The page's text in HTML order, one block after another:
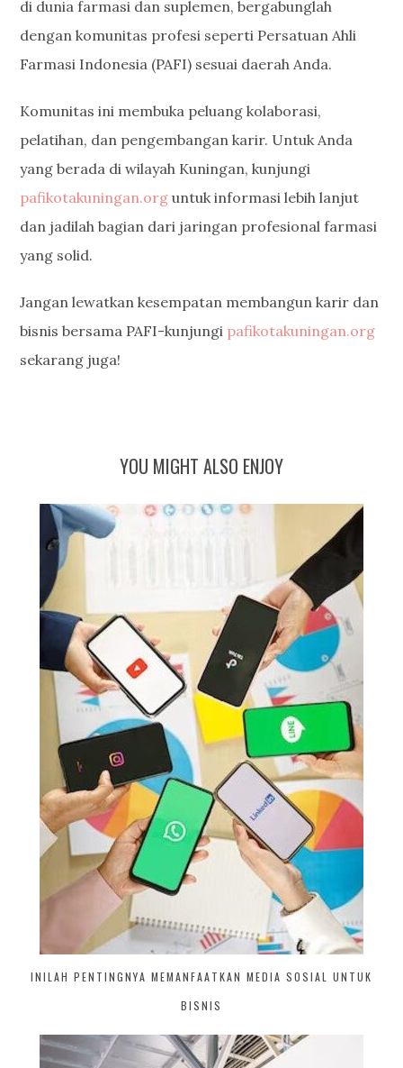
di dunia farmasi dan suplemen, bergabunglah
dengan komunitas profesi seperti Persatuan Ahli
Farmasi Indonesia (PAFI) sesuai daerah Anda.
Komunitas ini membuka peluang kolaborasi,
pelatihan, dan pengembangan karir. Untuk Anda
yang berada di wilayah Kuningan, kunjungi
pafikotakuningan.org untuk informasi lebih lanjut
dan jadilah bagian dari jaringan profesional farmasi
yang solid.
Jangan lewatkan kesempatan membangun karir dan
bisnis bersama PAFI-kunjungi pafikotakuningan.org
sekarang juga!
YOU MIGHT ALSO ENJOY
INILAH PENTINGNYA MEMANFAATKAN MEDIA SOSIAL UNTUK
BISNIS